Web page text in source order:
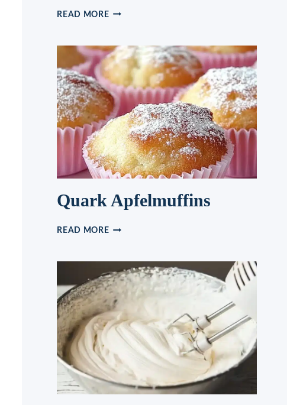
READ MOREICH
PFANNKUCHEN
NUR
NOCH
SO,
AMERIKANISCHE
PFANNKUCHEN
Quark Apfelmuffins
READ MOREQUARK